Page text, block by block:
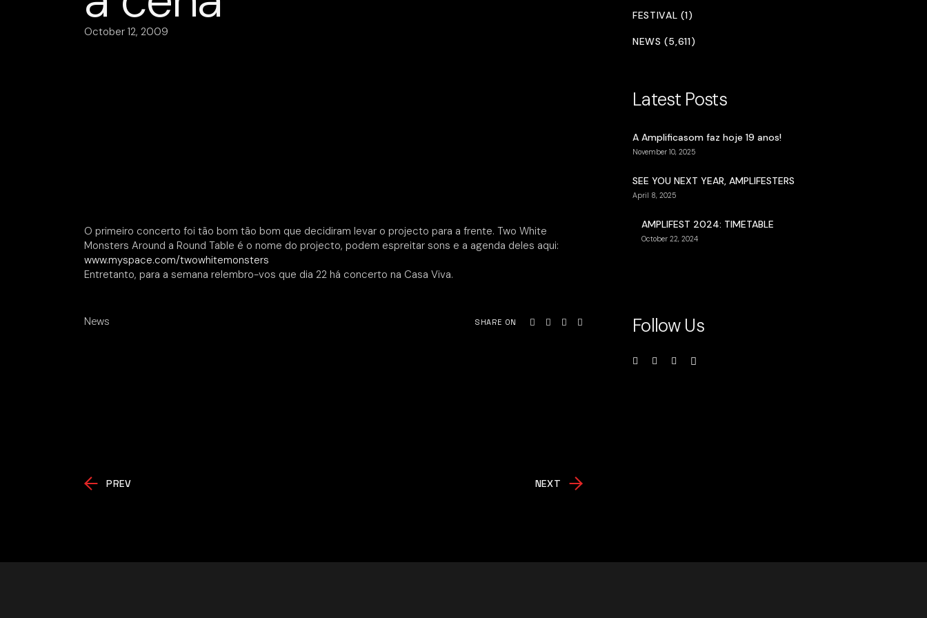
October 12, 2009
O primeiro concerto foi tão bom tão bom que decidiram levar o projecto para a frente. Two White
Monsters Around a Round Table é o nome do projecto, podem espreitar sons e a agenda deles aqui:
www.myspace.com/twowhitemonsters
Entretanto, para a semana relembro-vos que dia 22 há concerto na Casa Viva.
News SHARE ON
PREV NEXT
FESTIVAL (1)
NEWS (5,611)
Latest Posts
A Amplificasom faz hoje 19 anos!
November 10, 2025
SEE YOU NEXT YEAR, AMPLIFESTERS
April 8, 2025
AMPLIFEST 2024: TIMETABLE
October 22, 2024
Follow Us